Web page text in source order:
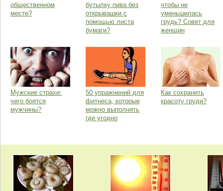
общественном
месте?
бутылку пива без
открывашки с
помощью листа
бумаги?
чтобы не
уменьшилась
грудь? Совет для
женщин
Мужские страхи:
чего боятся
мужчины?
50 упражнений для
фитнеса, которые
можно выполнять
где угодно
Как сохранить
красоту груди?